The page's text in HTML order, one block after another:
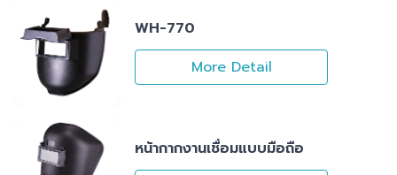
WH-770
More Detail
หน้ากากงานเชื่อมแบบมือถือ